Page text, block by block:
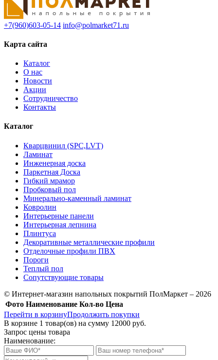
+7(960)603-05-14 info@polmarket71.ru
Карта сайта
Каталог
О нас
Новости
Акции
Сотрудничество
Контакты
Каталог
Кварцвинил (SPC,LVT)
Ламинат
Инженерная доска
Паркетная Доска
Гибкий мрамор
Пробковый пол
Минерально-каменный ламинат
Ковролин
Интерьерные панели
Интерьерная лепнина
Плинтуса
Декоративные металлические профили
Отделочные профили ПВХ
Пороги
Теплый пол
Сопутствующие товары
© Интернет-магазин напольных покрытий ПолМаркет – 2026
Фото Наименование Кол-во Цена
Перейти в корзинуПродолжить покупки
В корзине 1 товар(ов) на сумму 12000 руб.
Запрос цены товара
Наименование: